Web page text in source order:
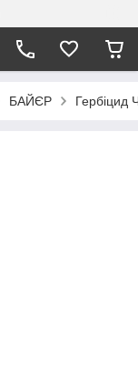
БАЙЄР Гербіцид